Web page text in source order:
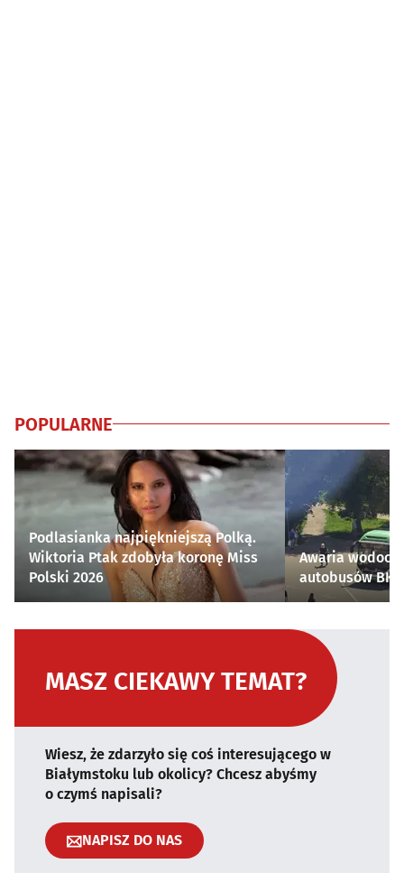
POPULARNE
Podlasianka najpiękniejszą Polką.
Wiktoria Ptak zdobyła koronę Miss
Polski 2026
Awaria
autobusów
MASZ CIEKAWY TEMAT?
Wiesz, że zdarzyło się coś interesującego w
Białymstoku lub okolicy? Chcesz abyśmy
o czymś napisali?
NAPISZ DO NAS